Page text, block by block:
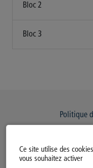
Ce site utilise des
vous souhaitez activer
Bloc 2
Bloc 3
Politique